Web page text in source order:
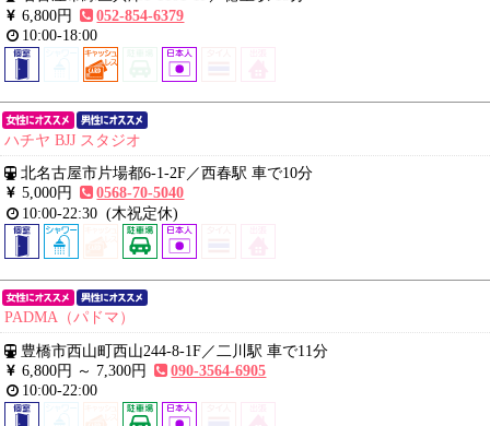
6,800円
052-854-6379
10:00-18:00
ハチヤ BJJ スタジオ
北名古屋市片場都6-1-2F／西春駅 車で10分
5,000円
0568-70-5040
10:00-22:30 (木祝定休)
PADMA（パドマ）
豊橋市西山町西山244-8-1F／ 二川駅 車で11分
6,800円 ～ 7,300円
090-3564-6905
10:00-22:00